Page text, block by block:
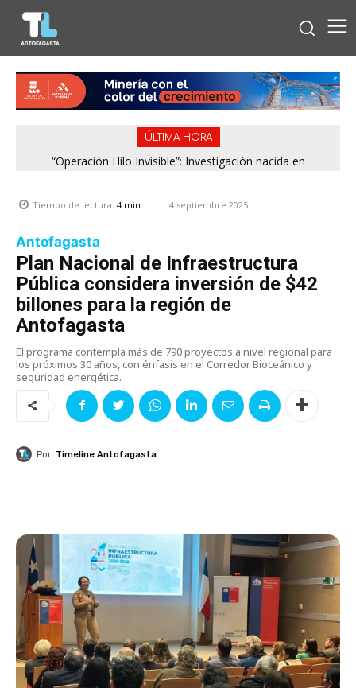
ÚLTIMA HORA
“Operación Hilo Invisible”: Investigación nacida en
Tiempo de lectura: 4min. 4 septiembre 2025
Antofagasta
Plan Nacional de Infraestructura
Pública considera inversión de $42
billones para la región de
Antofagasta
El programa contempla más de 790 proyectos a nivel regional para
los próximos 30 años, con énfasis en el Corredor Bioceánico y
seguridad energética.
Por Timeline Antofagasta